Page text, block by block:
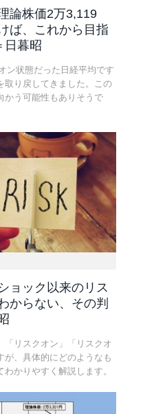
論株価2万3,119
ば、これから目指
日暮昭
ン状態だった日経平均です
取り戻してきました。この
かう可能性もありそうで
ョック以来のリス
からない、その判
「リスクオン」「リスクオ
が、具体的にどのようなも
かりやすく解説します。